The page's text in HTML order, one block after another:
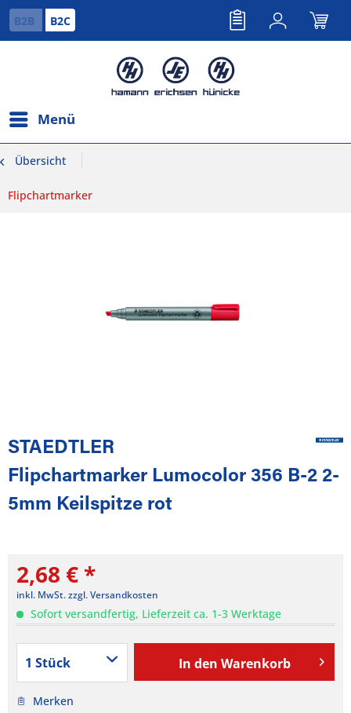
B2B B2C
Menü
Übersicht
Flipchartmarker
STAEDTLER
Flipchartmarker Lumocolor 356 B-2 2-
5mm Keilspitze rot
2,68 € *
inkl. MwSt.zzgl. Versandkosten
Sofort versandfertig, Lieferzeit ca. 1-3 Werktage
In den Warenkorb
Merken